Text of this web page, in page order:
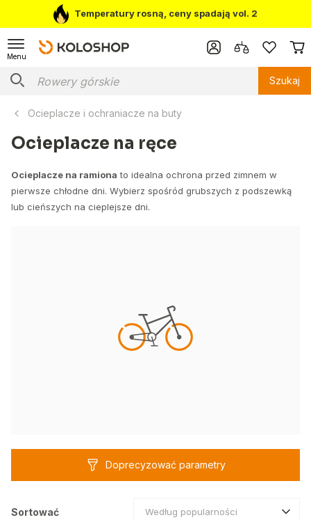
Temperatury rosną, ceny spadają vol. 2
Menu
Szukaj
Ocieplacze i ochraniacze na buty
Ocieplacze na ręce
Ocieplacze na ramiona to idealna ochrona przed zimnem w
pierwsze chłodne dni. Wybierz spośród grubszych z podszewką
lub cieńszych na cieplejsze dni.
Doprecyzować parametry
Sortować Według popularności